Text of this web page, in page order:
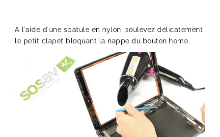
A l'aide d'une spatule en nylon, soulevez délicatement
le petit clapet bloquant la nappe du bouton home.